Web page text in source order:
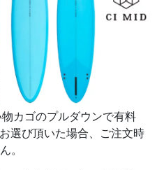
カゴのプルダウンで有料
選び頂いた場合、ご注文時
。